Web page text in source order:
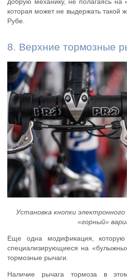
добрую механику, не полагаясь на
которая может не выдержать такой
Рубе.
8. Верхние тормозные
Установка кнопки
«горный»
Еще одна модификация, которую
специализирующиеся на
тормозные рычаги.
Наличие рычага тормоза в